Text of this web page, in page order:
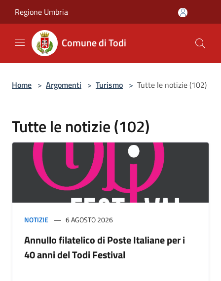
Regione Umbria
Comune di Todi
Home > Argomenti > Turismo > Tutte le notizie (102)
Tutte le notizie (102)
NOTIZIE 6 AGOSTO 2026
Annullo filatelico di Poste Italiane per i
40 anni del Todi Festival